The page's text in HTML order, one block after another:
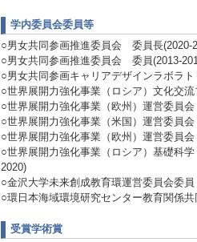
学内委員会委員等
○男女共同参画推進委員会 委員長(2020-
○男女共同参画推進委員会 委員(2013-
○男女共同参画キャリアデザインラボラ
○世界展開力強化事業（ロシア）文化交
○世界展開力強化事業（欧州）運営委員
○世界展開力強化事業（米国）運営委員
○世界展開力強化事業（欧州）運営委員
○世界展開力強化事業（ロシア）基礎科
2020)
○金沢大学未来創成教育環運営委員会委
○環日本海域環境研究センター教育関係
受賞学術賞